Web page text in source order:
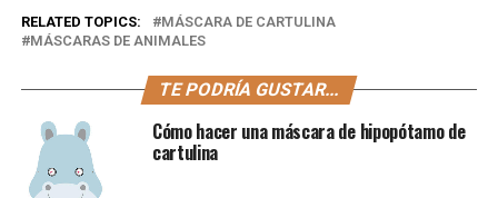
RELATED TOPICS:
MÁSCARA DE CARTULINA
MÁSCARAS DE ANIMALES
TE PODRÍA GUSTAR...
Cómo hacer una máscara de hipopótamo de
cartulina